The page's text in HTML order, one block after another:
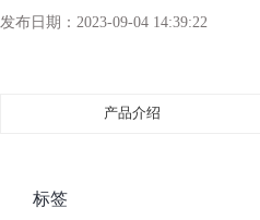
发布日期： 2023-09-04 14:39:22
产品介绍
标签